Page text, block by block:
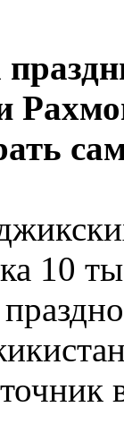
10